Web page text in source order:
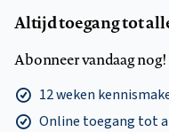
Altijd toegang tot
Abonneer vandaag nog!
12 weken
Online toegang tot